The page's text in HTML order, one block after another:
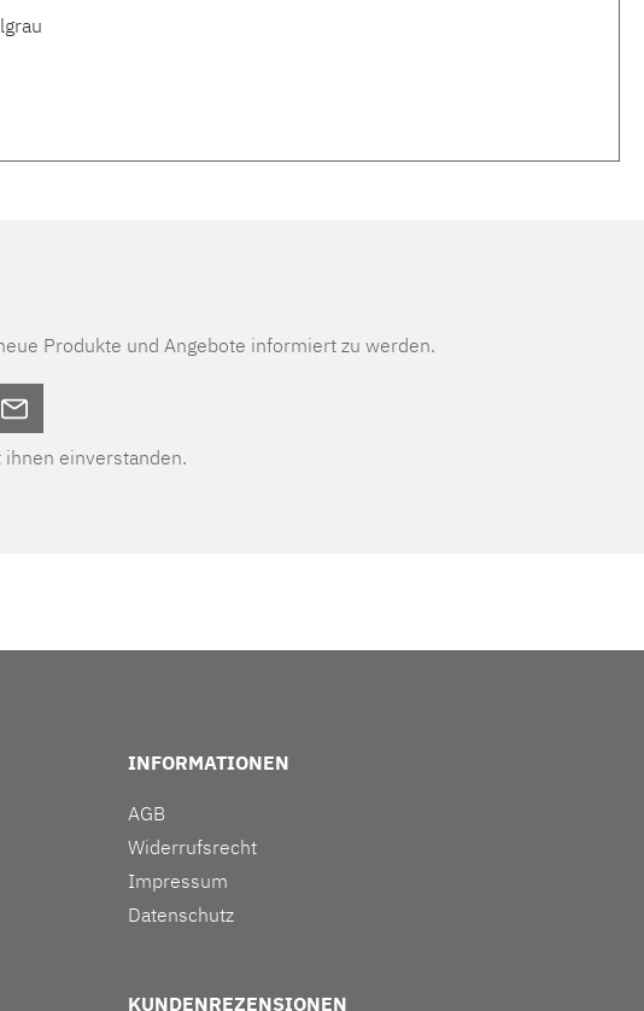
Produkte und Angebote informiert zu werden.
einverstanden.
INFORMATIONEN
AGB
Widerrufsrecht
Impressum
Datenschutz
KUNDENREZENSIONEN